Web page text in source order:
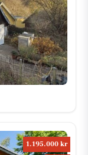
1.195.000 kr